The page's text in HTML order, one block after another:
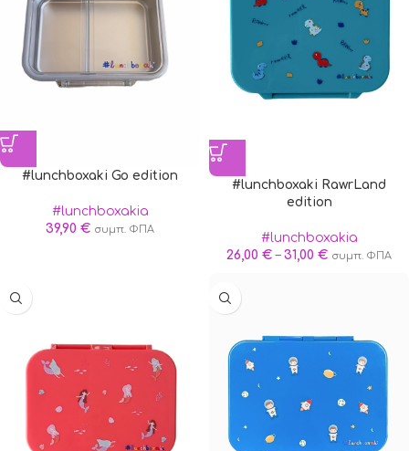
#lunchboxaki Go edition
#lunchboxakia
39,90 € συμπ. ΦΠΑ
#lunchboxaki RawrLand
edition
#lunchboxakia
26,00 € – 31,00 € συμπ. ΦΠΑ